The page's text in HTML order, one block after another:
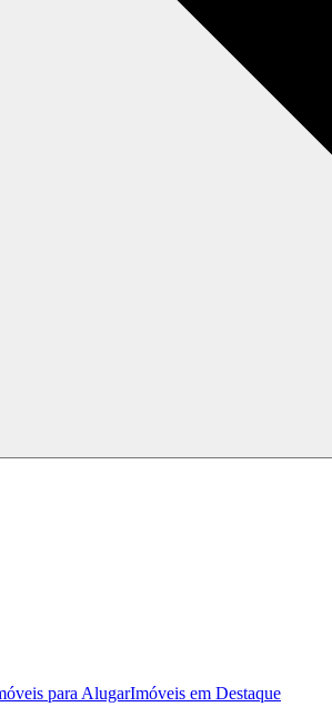
para AlugarImóveis em Destaque